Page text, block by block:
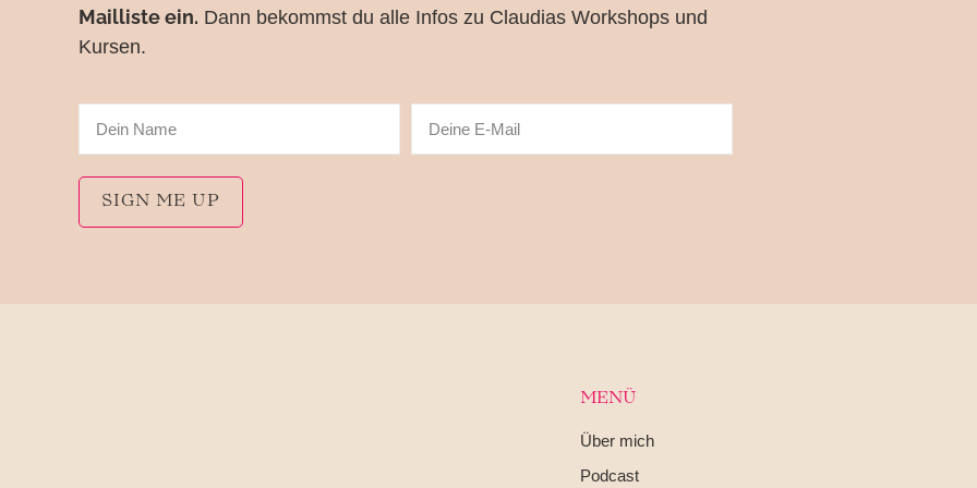
Mailliste ein. Dann bekommst du alle Infos zu Claudias Workshops und
Kursen.
SIGN ME UP
MENÜ
Über mich
Podcast